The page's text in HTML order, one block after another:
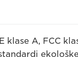
klase A, FCC